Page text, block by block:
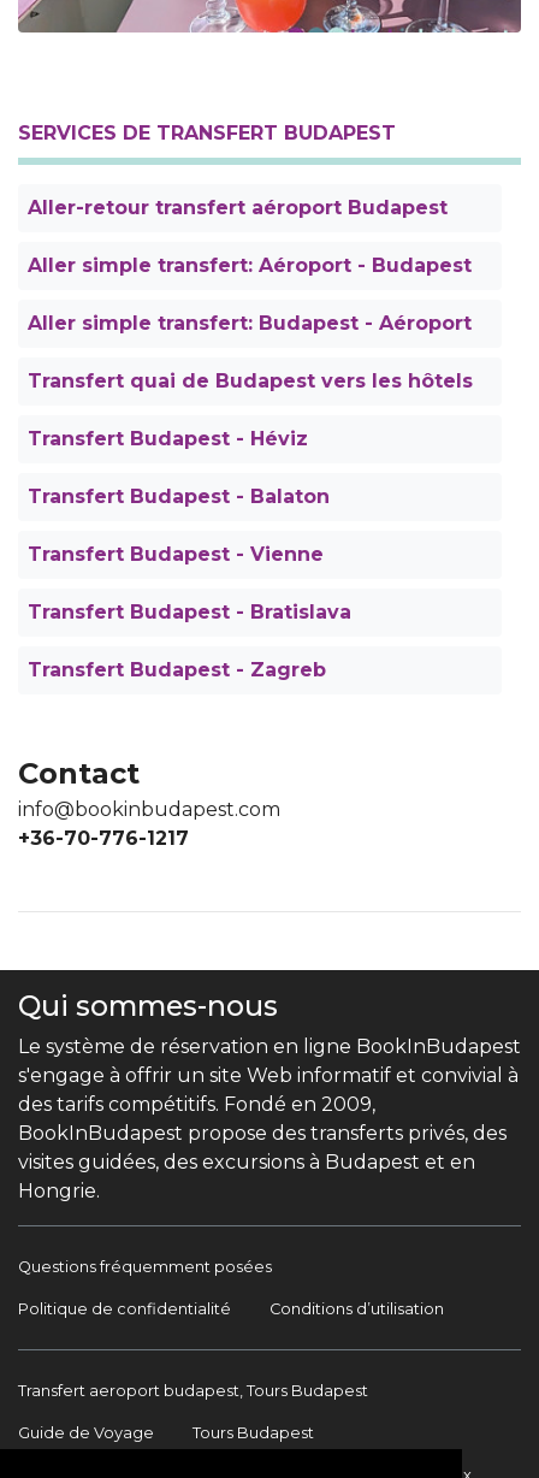
SERVICES DE TRANSFERT BUDAPEST
Aller-retour transfert aéroport Budapest
Aller simple transfert: Aéroport - Budapest
Aller simple transfert: Budapest - Aéroport
Transfert quai de Budapest vers les hôtels
Transfert Budapest - Héviz
Transfert Budapest - Balaton
Transfert Budapest - Vienne
Transfert Budapest - Bratislava
Transfert Budapest - Zagreb
Contact
info@bookinbudapest.com
+36-70-776-1217
Qui sommes-nous
Le système de réservation en ligne BookInBudapest
s'engage à offrir un site Web informatif et convivial à
des tarifs compétitifs. Fondé en 2009,
BookInBudapest propose des transferts privés, des
visites guidées, des excursions à Budapest et en
Hongrie.
Questions fréquemment posées
Politique de confidentialité Conditions d’utilisation
Transfert aeroport budapest, Tours Budapest
Guide de Voyage Tours Budapest